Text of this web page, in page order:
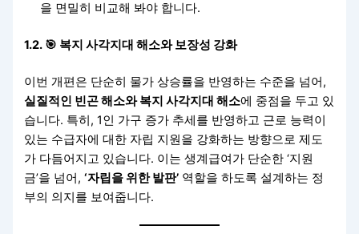
을 면밀히 비교해 봐야 합니다.
1.2. 🎯 복지 사각지대 해소와 보장성 강화
이번 개편은 단순히 물가 상승률을 반영하는 수준을 넘어,
실질적인 빈곤 해소와 복지 사각지대 해소에 중점을 두고 있
습니다. 특히, 1인 가구 증가 추세를 반영하고 근로 능력이
있는 수급자에 대한 자립 지원을 강화하는 방향으로 제도
가 다듬어지고 있습니다. 이는 생계급여가 단순한 ‘지원
금’을 넘어,‘자립을 위한 발판’ 역할을 하도록 설계하는 정
부의 의지를 보여줍니다.